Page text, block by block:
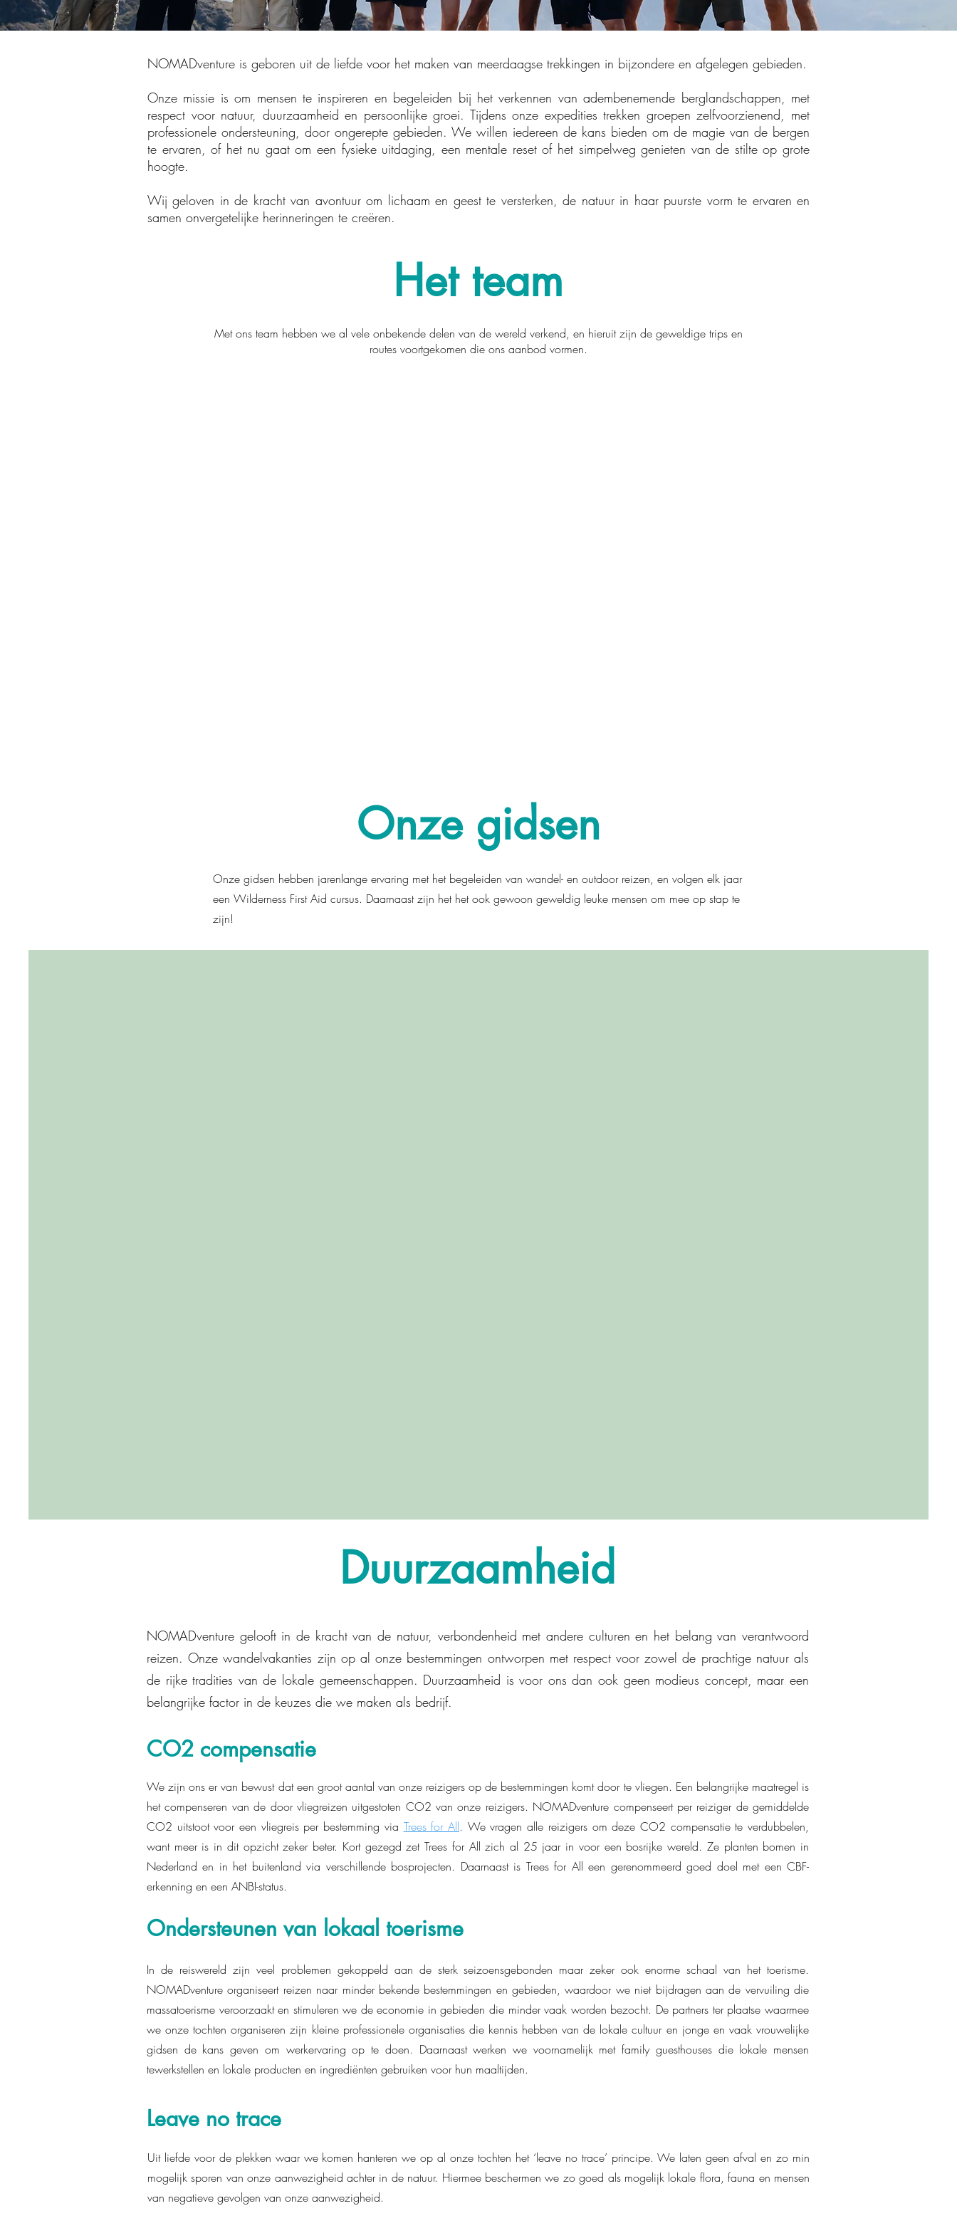
NOMADventure is geboren uit de liefde voor het maken van meerdaagse trekkingen in bijzondere en afgelegen gebieden.
Onze missie is om mensen te inspireren en begeleiden bij het verkennen van adembenemende berglandschappen, met
respect voor natuur, duurzaamheid en persoonlijke groei. Tijdens onze expedities trekken groepen zelfvoorzienend, met
professionele ondersteuning, door ongerepte gebieden. We willen iedereen de kans bieden om de magie van de bergen
te ervaren, of het nu gaat om een fysieke uitdaging, een mentale reset of het simpelweg genieten van de stilte op grote
hoogte.
Wij geloven in de kracht van avontuur om lichaam en geest te versterken, de natuur in haar puurste vorm te ervaren en
samen onvergetelijke herinneringen te creëren.
Het team
Met ons team hebben we al vele onbekende delen van de wereld verkend, en hieruit zijn de geweldige trips en
routes voortgekomen die ons aanbod vormen.
Onze gidsen
Onze gidsen hebben jarenlange ervaring met het begeleiden van wandel- en outdoor reizen, en volgen elk jaar
een Wilderness First Aid cursus. Daarnaast zijn het het ook gewoon geweldig leuke mensen om mee op stap te
zijn!
Duurzaamheid
NOMADventure gelooft in de kracht van de natuur, verbondenheid met andere culturen en het belang van verantwoord
reizen. Onze wandelvakanties zijn op al onze bestemmingen ontworpen met respect voor zowel de prachtige natuur als
de rijke tradities van de lokale gemeenschappen. Duurzaamheid is voor ons dan ook geen modieus concept, maar een
belangrijke factor in de keuzes die we maken als bedrijf.
CO2 compensatie
We zijn ons er van bewust dat een groot aantal van onze reizigers op de bestemmingen komt door te vliegen. Een belangrijke maatregel is
het compenseren van de door vliegreizen uitgestoten CO2 van onze reizigers. NOMADventure compenseert per reiziger de gemiddelde
CO2 uitstoot voor een vliegreis per bestemming via Trees for All. We vragen alle reizigers om deze CO2 compensatie te verdubbelen,
want meer is in dit opzicht zeker beter. Kort gezegd zet Trees for All zich al 25 jaar in voor een bosrijke wereld. Ze planten bomen in
Nederland en in het buitenland via verschillende bosprojecten. Daarnaast is Trees for All een gerenommeerd goed doel met een CBF-
erkenning en een ANBI-status.
Ondersteunen van lokaal toerisme
In de reiswereld zijn veel problemen gekoppeld aan de sterk seizoensgebonden maar zeker ook enorme schaal van het toerisme.
NOMADventure organiseert reizen naar minder bekende bestemmingen en gebieden, waardoor we niet bijdragen aan de vervuiling die
massatoerisme veroorzaakt en stimuleren we de economie in gebieden die minder vaak worden bezocht. De partners ter plaatse waarmee
we onze tochten organiseren zijn kleine professionele organisaties die kennis hebben van de lokale cultuur en jonge en vaak vrouwelijke
gidsen de kans geven om werkervaring op te doen. Daarnaast werken we voornamelijk met family guesthouses die lokale mensen
tewerkstellen en lokale producten en ingrediënten gebruiken voor hun maaltijden.
Leave no trace
Uit liefde voor de plekken waar we komen hanteren we op al onze tochten het ‘leave no trace’ principe. We laten geen afval en zo min
mogelijk sporen van onze aanwezigheid achter in de natuur. Hiermee beschermen we zo goed als mogelijk lokale flora, fauna en mensen
van negatieve gevolgen van onze aanwezigheid.